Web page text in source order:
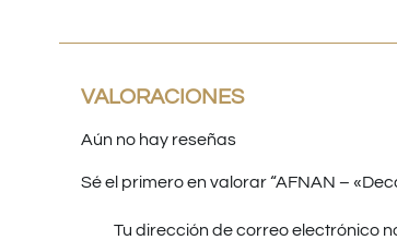
VALORACIONES
Aún no hay reseñas
Sé el primero en valorar “AFNAN –
Tu dirección de correo electrónico